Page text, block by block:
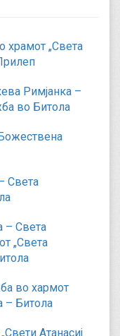
храмот „Света
Римјанка –
во Битола
Света
– Света
„Света
во хармот
– Битола
Атанасиј